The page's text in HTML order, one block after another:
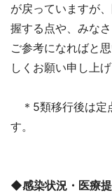
が戻っていますが
握する点や、みな
ご参考になればと
しくお願い申し上げ
＊5類移行後は定
す。
◆感染状況・医療